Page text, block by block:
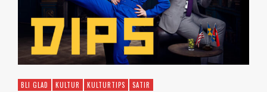
BLI GLAD KULTUR KULTURTIPS SATIR